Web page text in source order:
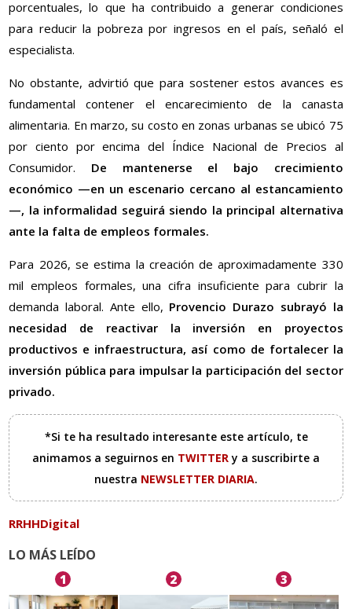
porcentuales, lo que ha contribuido a generar condiciones
para reducir la pobreza por ingresos en el país, señaló el
especialista.
No obstante, advirtió que para sostener estos avances es
fundamental contener el encarecimiento de la canasta
alimentaria. En marzo, su costo en zonas urbanas se ubicó 75
por ciento por encima del Índice Nacional de Precios al
Consumidor. De mantenerse el bajo crecimiento
económico —en un escenario cercano al estancamiento
—, la informalidad seguirá siendo la principal alternativa
ante la falta de empleos formales.
Para 2026, se estima la creación de aproximadamente 330
mil empleos formales, una cifra insuficiente para cubrir la
demanda laboral. Ante ello, Provencio Durazo subrayó la
necesidad de reactivar la inversión en proyectos
productivos e infraestructura, así como de fortalecer la
inversión pública para impulsar la participación del sector
privado.
*Si te ha resultado interesante este artículo, te
animamos a seguirnos en TWITTERy a suscribirte a
nuestra NEWSLETTER DIARIA.
RRHHDigital
LO MÁS LEÍDO
1 2 3